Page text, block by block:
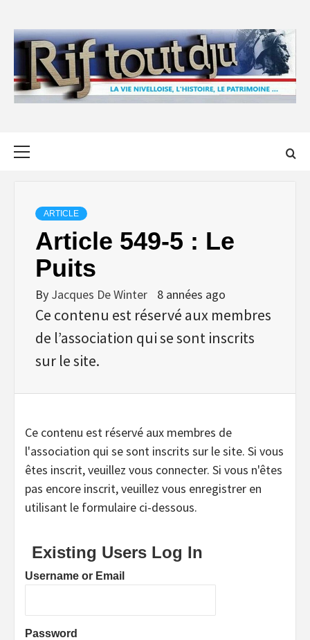
content
ARTICLE
Article 549-5 : Le
Puits
By Jacques De Winter 8 années ago
Ce contenu est réservé aux membres
de l’association qui se sont inscrits
sur le site.
Ce contenu est réservé aux membres de
l'association qui se sont inscrits sur le site. Si vous
êtes inscrit, veuillez vous connecter. Si vous n'êtes
pas encore inscrit, veuillez vous enregistrer en
utilisant le formulaire ci-dessous.
Existing Users Log In
Username or Email
Password